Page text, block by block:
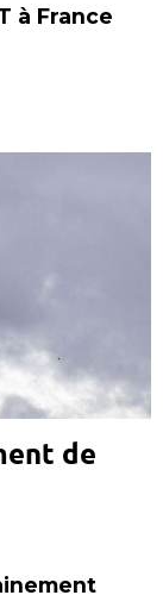
à France
de